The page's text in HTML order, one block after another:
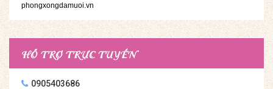
phongxongdamuoi.vn
HỖ TRỢ TRỰC TUYẾN
0905403686